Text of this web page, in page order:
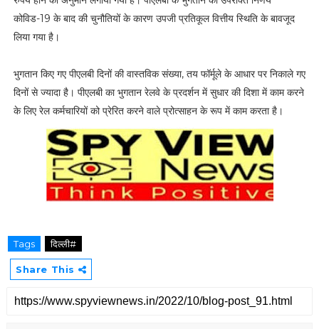
कोविड-19 के बाद की चुनौतियों के कारण उपजी प्रतिकूल वित्तीय स्थिति के बावजूद
लिया गया है।
भुगतान किए गए पीएलबी दिनों की वास्तविक संख्या, तय फॉर्मूले के आधार पर निकाले गए
दिनों से ज्यादा है। पीएलबी का भुगतान रेलवे के प्रदर्शन में सुधार की दिशा में काम करने
के लिए रेल कर्मचारियों को प्रेरित करने वाले प्रोत्साहन के रूप में काम करता है।
Tags दिल्ली#
Share This